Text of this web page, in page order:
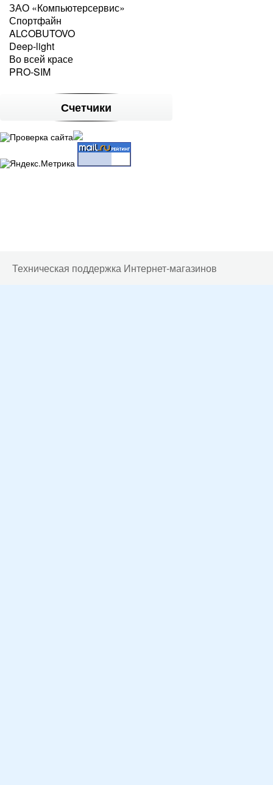
ЗАО «Компьютерсервис»
Спортфайн
ALCOBUTOVO
Deep-light
Во всей красе
PRO-SIM
Счетчики
Техническая поддержка Интернет-магазинов